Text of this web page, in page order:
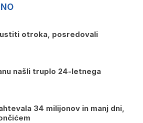
otroka, posredovali
našli truplo 24-letnega
34 milijonov in manj dni,